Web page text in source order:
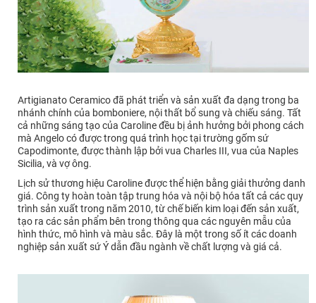
Artigianato Ceramico đã phát triển và sản xuất đa dạng trong ba
nhánh chính của bomboniere, nội thất bổ sung và chiếu sáng. Tất
cả những sáng tạo của Caroline đều bị ảnh hưởng bởi phong cách
mà Angelo có được trong quá trình học tại trường gốm sứ
Capodimonte, được thành lập bởi vua Charles III, vua của Naples
Sicilia, và vợ ông.
Lịch sử thương hiệu Caroline được thể hiện bằng giải thưởng danh
giá. Công ty hoàn toàn tập trung hóa và nội bộ hóa tất cả các quy
trình sản xuất trong năm 2010, từ chế biến kim loại đến sản xuất,
tạo ra các sản phẩm bên trong thông qua các nguyên mẫu của
hình thức, mô hình và màu sắc. Đây là một trong số ít các doanh
nghiệp sản xuất sứ Ý dẫn đầu ngành về chất lượng và giá cả.